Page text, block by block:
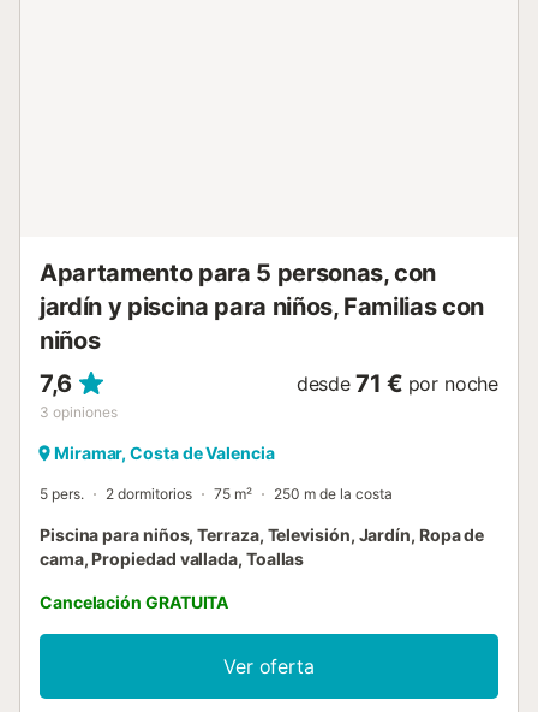
Apartamento para 5 personas, con
jardín y piscina para niños, Familias con
niños
7,6
3 opiniones
desde 71 € por noche
Miramar, Costa de Valencia
5 pers. 2 dormitorios 75 m² 250 m de la costa
Piscina para niños, Terraza, Televisión, Jardín, Ropa de
cama, Propiedad vallada, Toallas
Cancelación GRATUITA
Ver oferta